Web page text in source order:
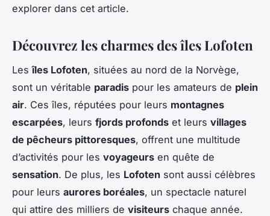
explorer dans cet article.
Découvrez les charmes des îles Lofoten
Lesîles Lofoten, situées au nord de la Norvège,
sont un véritable paradis pour les amateurs de plein
air. Ces îles, réputées pour leurs montagnes
escarpées, leurs fjords profonds et leurs villages
de pêcheurs pittoresques, offrent une multitude
d’activités pour les voyageurs en quête de
sensation. De plus, les Lofoten sont aussi célèbres
pour leurs aurores boréales, un spectacle naturel
qui attire des milliers de visiteurs chaque année.